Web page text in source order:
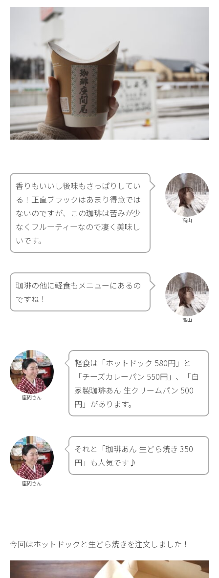
高山
香りもいいし後味もさっぱりしてい
る！正直ブラックはあまり得意では
ないのですが、この珈琲は苦みが少
なくフルーティーなので凄く美味し
いです。
高山
珈琲の他に軽食もメニューにあるの
ですね！
座間さん
軽食は「ホットドック 580円」と
「チーズカレーパン 550円」、「自
家製珈琲あん 生クリームパン 500
円」があります。
座間さん
それと「珈琲あん 生どら焼き 350
円」も人気です♪
今回はホットドックと生どら焼きを注文しました！